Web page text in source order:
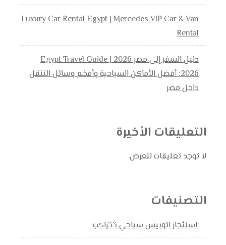
Luxury Car Rental Egypt | Mercedes VIP Car & Van
Rental
دليل السفر إلى مصر 2026 | Egypt Travel Guide
2026: أفضل الأماكن السياحية وأفخم وسائل التنقل
داخل مصر
التعليقات الأخيرة
لا توجد تعليقات للعرض.
التصنيفات
‘استئجار اتوبيس سياحي 33راكب